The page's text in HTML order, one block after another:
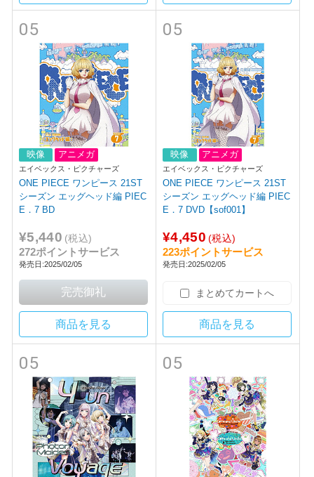
05
映像 アニメガ
エイベックス・ピクチャーズ
ONE PIECE ワンピース 21ST
シーズン エッグヘッド編 PIEC
E．7 BD
¥5,440 (税込)
272ポイントサービス
発売日:2025/02/05
商品を見る
05
映像 アニメガ
エイベックス・ピクチャーズ
ONE PIECE ワンピース 21ST
シーズン エッグヘッド編 PIEC
E．7 DVD【sof001】
¥4,450 (税込)
223ポイントサービス
発売日:2025/02/05
まとめてカートへ
商品を見る
05 05